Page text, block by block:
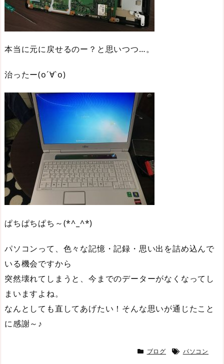
本当に元に戻せるのー？と思いつつ…。
治ったー(о´∀`о)
ぱちぱちぱち～(*^_^*)
パソコンって、色々な記憶・記録・思い出を詰め込んで
いる機会ですから
突然壊れてしまうと、今までのデーターがなくなってし
まいますよね。
なんとしても直してあげたい！そんな思いが通じたこと
に感謝～♪
ブログ パソコン